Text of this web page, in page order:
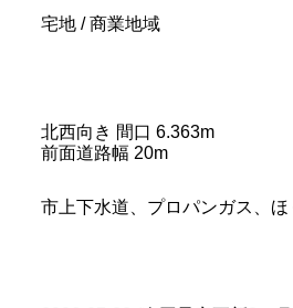
宅地 / 商業地域
北西向き 間口 6.363m
前面道路幅 20m
市上下水道、プロパンガス、ほ